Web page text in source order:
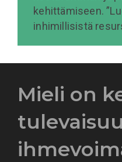
kehittämiseen.
inhimillisistä
Mieli on